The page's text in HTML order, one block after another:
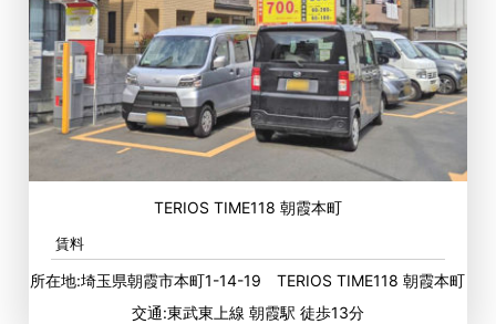
TERIOS TIME118 朝霞本町
賃料
所在地:埼玉県朝霞市本町1-14-19 TERIOS TIME118 朝霞本町
交通:東武東上線 朝霞駅 徒歩13分